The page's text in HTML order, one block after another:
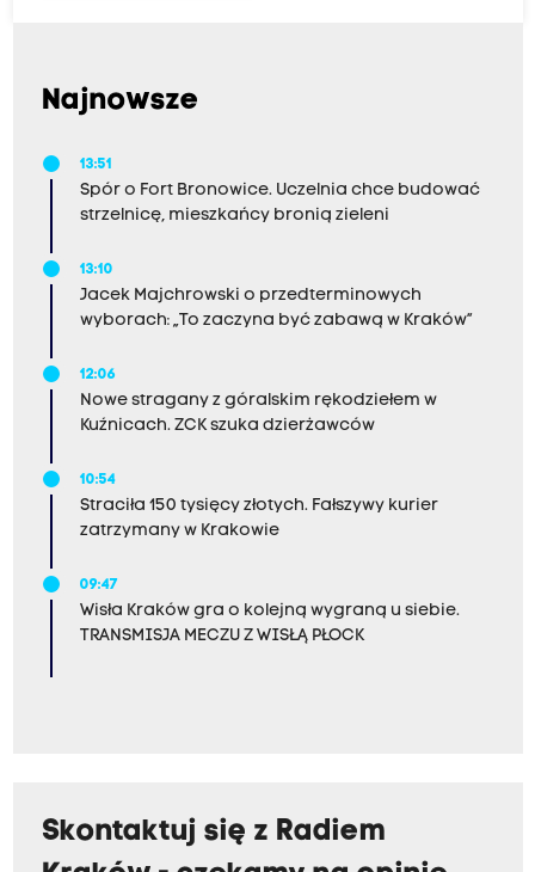
Najnowsze
13:51
Spór o Fort Bronowice. Uczelnia chce budować
strzelnicę, mieszkańcy bronią zieleni
13:10
Jacek Majchrowski o przedterminowych
wyborach: „To zaczyna być zabawą w Kraków”
12:06
Nowe stragany z góralskim rękodziełem w
Kuźnicach. ZCK szuka dzierżawców
10:54
Straciła 150 tysięcy złotych. Fałszywy kurier
zatrzymany w Krakowie
09:47
Wisła Kraków gra o kolejną wygraną u siebie.
TRANSMISJA MECZU Z WISŁĄ PŁOCK
Skontaktuj się z Radiem